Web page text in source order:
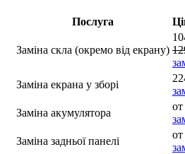
Послуга
Заміна скла (окремо від екрану)
Заміна екрана у зборі
Заміна акумулятора
Заміна задньої панелі